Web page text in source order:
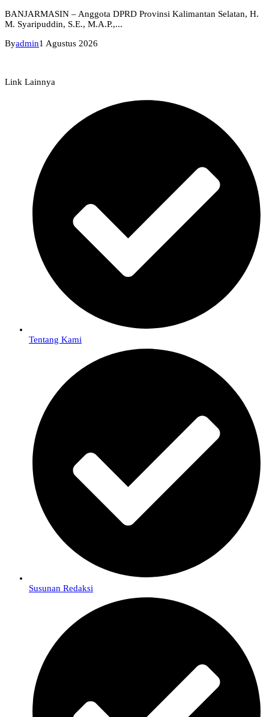
BANJARMASIN – Anggota DPRD Provinsi Kalimantan Selatan, H.
M. Syaripuddin, S.E., M.A.P.,...
Byadmin1 Agustus 2026
Link Lainnya
Tentang Kami
Susunan Redaksi